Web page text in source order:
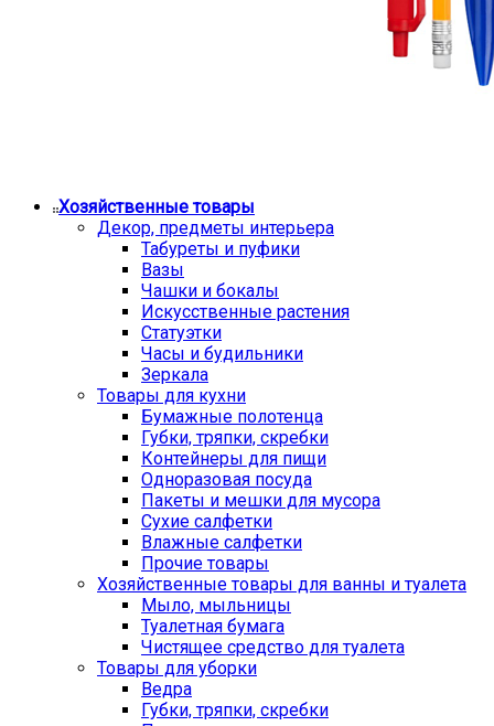
Хозяйственные товары
Декор, предметы интерьера
Табуреты и пуфики
Вазы
Чашки и бокалы
Искусственные растения
Статуэтки
Часы и будильники
Зеркала
Товары для кухни
Бумажные полотенца
Губки, тряпки, скребки
Контейнеры для пищи
Одноразовая посуда
Пакеты и мешки для мусора
Сухие салфетки
Влажные салфетки
Прочие товары
Хозяйственные товары для ванны и туалета
Мыло, мыльницы
Туалетная бумага
Чистящее средство для туалета
Товары для уборки
Ведра
Губки, тряпки, скребки